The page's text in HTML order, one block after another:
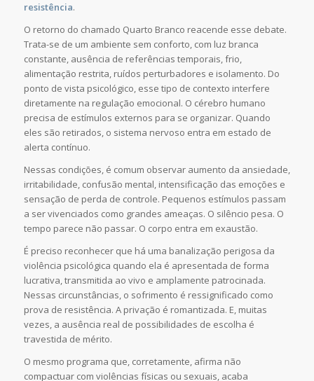
resistência.
O retorno do chamado Quarto Branco reacende esse debate.
Trata-se de um ambiente sem conforto, com luz branca
constante, ausência de referências temporais, frio,
alimentação restrita, ruídos perturbadores e isolamento. Do
ponto de vista psicológico, esse tipo de contexto interfere
diretamente na regulação emocional. O cérebro humano
precisa de estímulos externos para se organizar. Quando
eles são retirados, o sistema nervoso entra em estado de
alerta contínuo.
Nessas condições, é comum observar aumento da ansiedade,
irritabilidade, confusão mental, intensificação das emoções e
sensação de perda de controle. Pequenos estímulos passam
a ser vivenciados como grandes ameaças. O silêncio pesa. O
tempo parece não passar. O corpo entra em exaustão.
É preciso reconhecer que há uma banalização perigosa da
violência psicológica quando ela é apresentada de forma
lucrativa, transmitida ao vivo e amplamente patrocinada.
Nessas circunstâncias, o sofrimento é ressignificado como
prova de resistência. A privação é romantizada. E, muitas
vezes, a ausência real de possibilidades de escolha é
travestida de mérito.
O mesmo programa que, corretamente, afirma não
compactuar com violências físicas ou sexuais, acaba